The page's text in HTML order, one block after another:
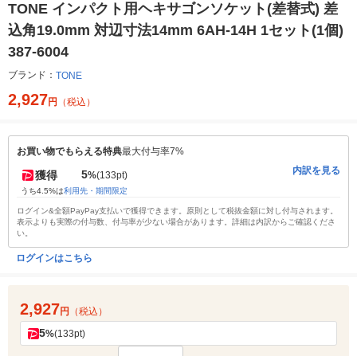
TONE インパクト用ヘキサゴンソケット(差替式) 差
込角19.0mm 対辺寸法14mm 6AH-14H 1セット(1個)
387-6004
ブランド： TONE
2,927円 （税込）
お買い物でもらえる特典最大付与率7%
獲得 5%(133pt)
うち4.5%は利用先・期間限定
内訳を見る
ログイン&全額PayPay支払いで獲得できます。原則として税抜金額に対し付与されます。
表示よりも実際の付与数、付与率が少ない場合があります。詳細は内訳からご確認くださ
い。
ログインはこちら
2,927円 （税込）
5%(133pt)